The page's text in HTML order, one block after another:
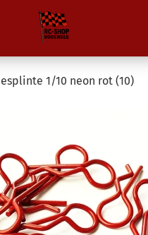
1/10 neon rot (10)